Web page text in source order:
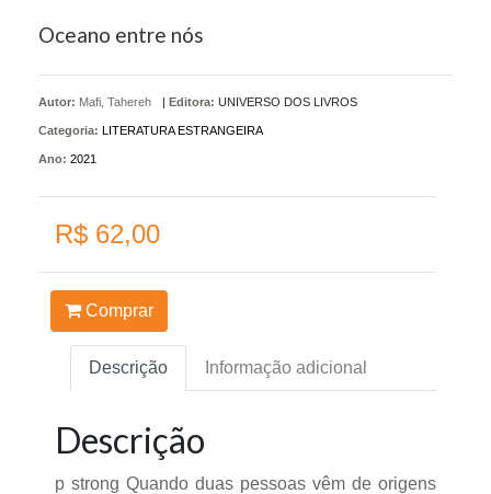
Oceano entre nós
Autor: Mafi, Tahereh Editora: UNIVERSO DOS LIVROS
Categoria: LITERATURA ESTRANGEIRA
Ano: 2021
R$ 62,00
Comprar
Descrição Informação adicional
Descrição
p strong Quando duas pessoas vêm de origens